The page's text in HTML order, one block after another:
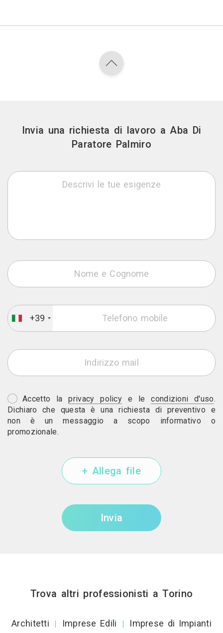
Invia una richiesta di lavoro a Aba Di
Paratore Palmiro
+39
Accetto laprivacy policy e lecondizioni d'uso.
Dichiaro che questa è una richiesta di preventivo e
non è un messaggio a scopo informativo o
promozionale.
+ Allega file
Invia
Trova altri professionisti a Torino
Architetti | Imprese Edili |
Imprese di Impianti